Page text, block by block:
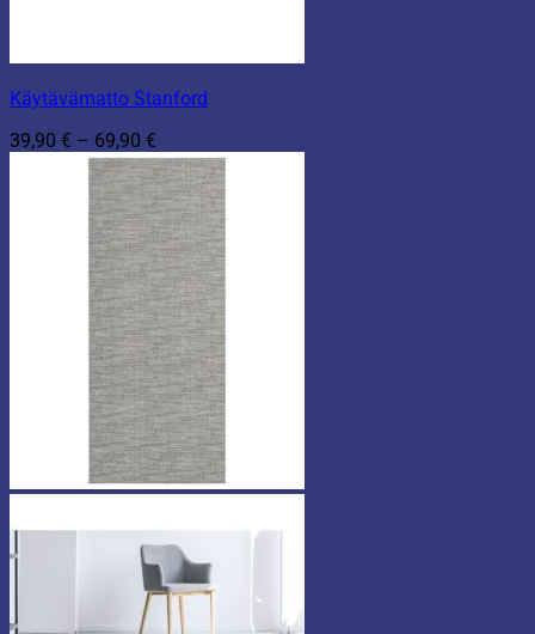
Käytävämatto Stanford
39,90 € – 69,90 €
39,90 €
-
69,90 €